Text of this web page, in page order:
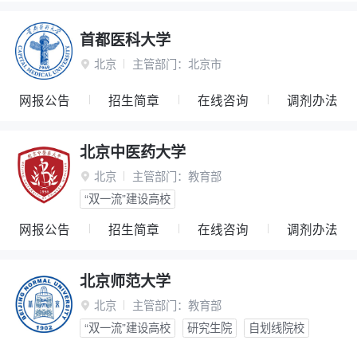
首都医科大学
 北京 主管部门： 北京市
网报公告 招生简章 在线咨询 调剂办法
北京中医药大学
 北京 主管部门： 教育部
“双一流”建设高校
网报公告 招生简章 在线咨询 调剂办法
北京师范大学
 北京 主管部门： 教育部
“双一流”建设高校
研究生院 自划线院校